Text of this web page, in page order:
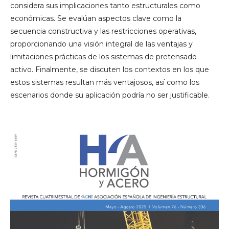
considera sus implicaciones tanto estructurales como
económicas. Se evalúan aspectos clave como la
secuencia constructiva y las restricciones operativas,
proporcionando una visión integral de las ventajas y
limitaciones prácticas de los sistemas de pretensado
activo. Finalmente, se discuten los contextos en los que
estos sistemas resultan más ventajosos, así como los
escenarios donde su aplicación podría no ser justificable.